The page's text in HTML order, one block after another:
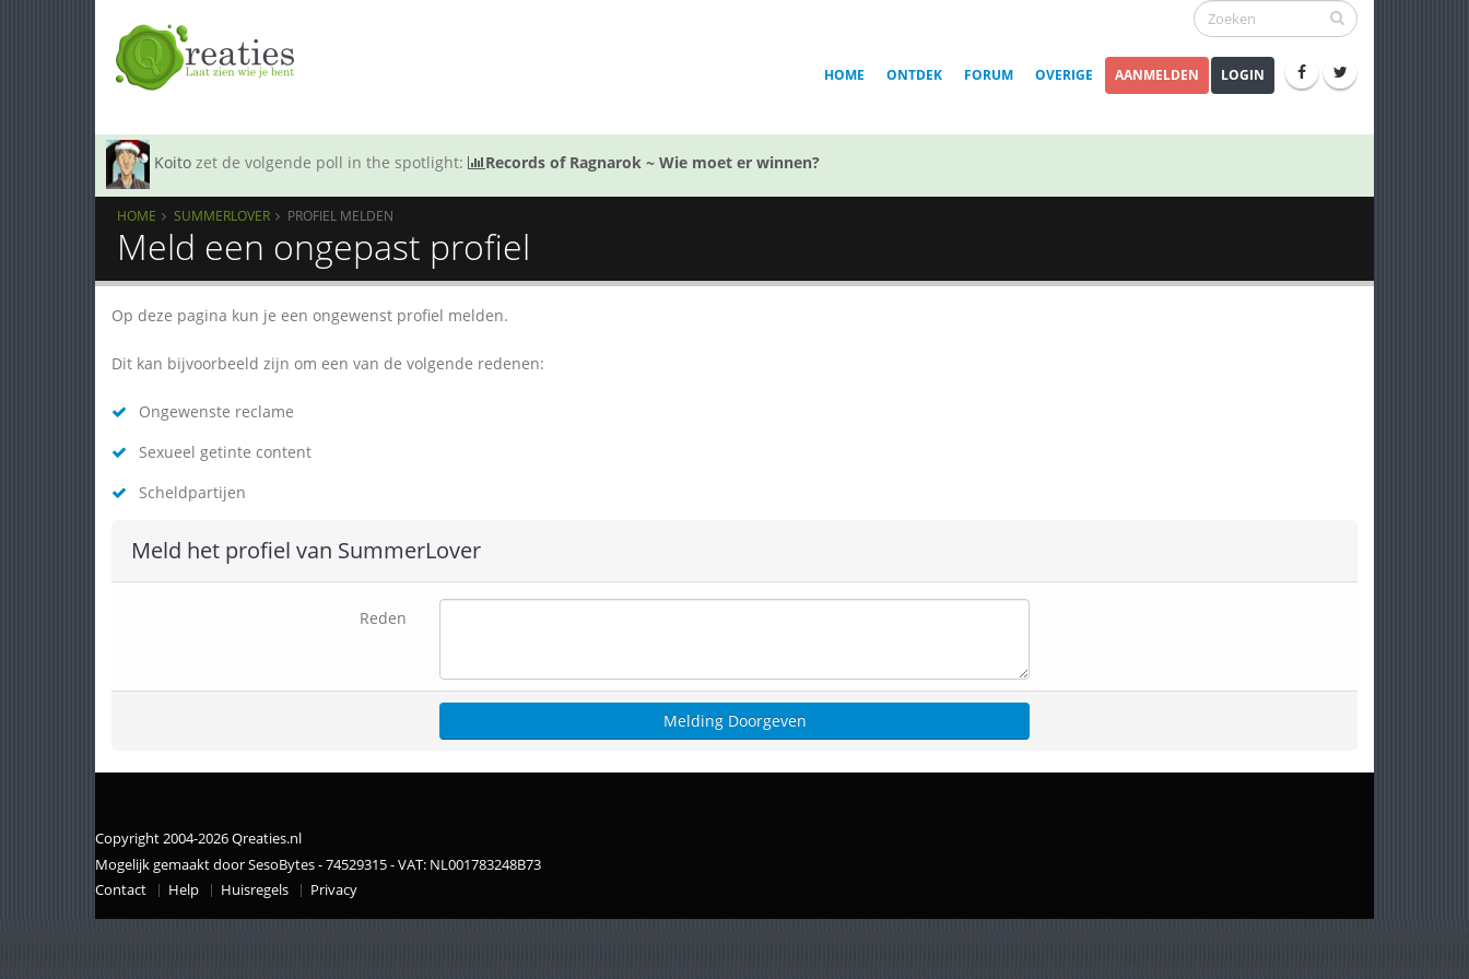
HOME ONTDEK FORUM OVERIGE AANMELDEN LOGIN
Koito zet de volgende poll in the spotlight: Records of Ragnarok ~ Wie moet er winnen?
HOME SUMMERLOVER PROFIEL MELDEN
Meld een ongepast profiel
Op deze pagina kun je een ongewenst profiel melden.
Dit kan bijvoorbeeld zijn om een van de volgende redenen:
Ongewenste reclame
Sexueel getinte content
Scheldpartijen
Meld het profiel van SummerLover
Reden
Copyright 2004-2026 Qreaties.nl
Mogelijk gemaakt door SesoBytes - 74529315 - VAT: NL001783248B73
Contact
Help Huisregels Privacy